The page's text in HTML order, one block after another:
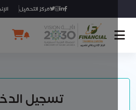
مركز التحميل الإنجليزيّة
تسجيل الدخول